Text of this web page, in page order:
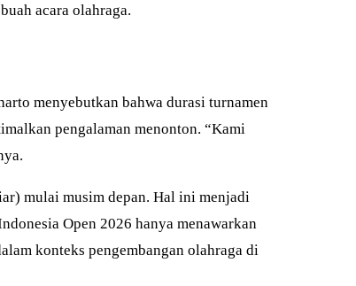
acara olahraga.
menyebutkan bahwa durasi turnamen
pengalaman menonton. “Kami
mulai musim depan. Hal ini menjadi
Open 2026 hanya menawarkan
konteks pengembangan olahraga di